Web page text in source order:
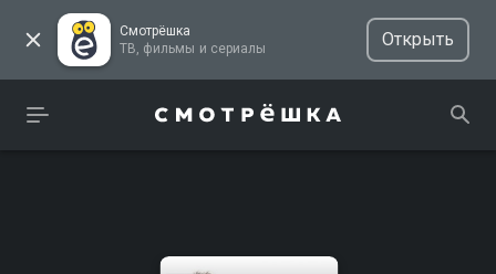
Смотрёшка
ТВ, фильмы и сериалы
Открыть